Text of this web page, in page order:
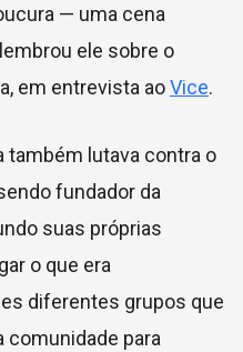
— uma cena
ele sobre o
em entrevista aoVice.
também lutava contra o
fundador da
suas próprias
o que era
diferentes grupos que
comunidade para